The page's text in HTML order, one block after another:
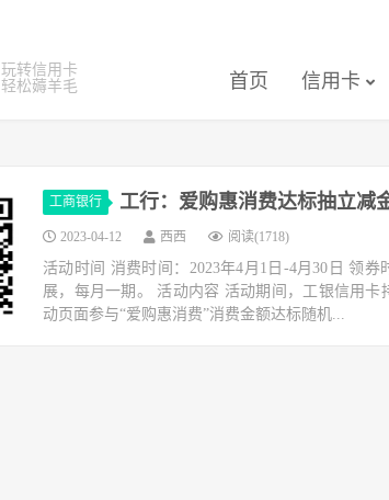
玩转信用卡
轻松薅羊毛
首页 信用卡
工商银行 工行：爱购惠消费达标抽立减
2023-04-12 西西 阅读(1718)
活动时间 消费时间：2023年4月1日-4月30日 领
展，每月一期。 活动内容 活动期间，工银信用卡
动页面参与“爱购惠消费”消费金额达标随机...